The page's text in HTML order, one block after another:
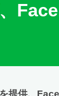
提供、